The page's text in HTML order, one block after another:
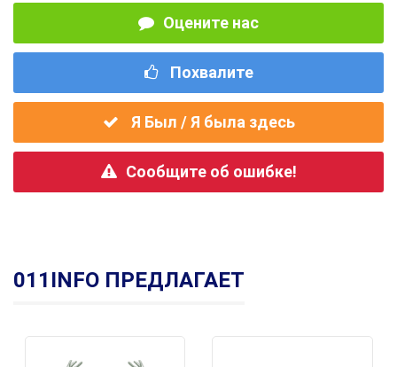
Оцените нас
Похвалите
Я Был / Я была здесь
Сообщите об ошибке!
011INFO ПРЕДЛАГАЕТ